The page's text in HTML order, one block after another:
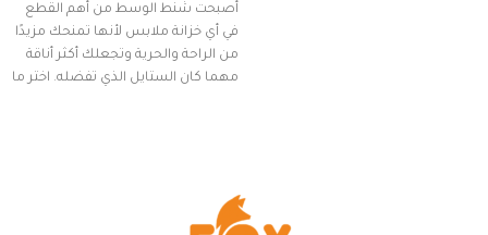
أصبحت شنط الوسط من أهم القطع
في أي خزانة ملابس لأنها تمنحك مزيدًا
من الراحة والحرية وتجعلك أكثر أناقة
مهما كان الستايل الذي تفضله. اختر ما